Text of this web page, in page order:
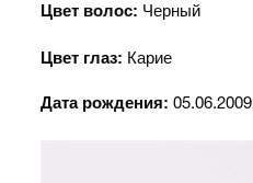
Цвет волос: Черный
Цвет глаз: Карие
Дата рождения: 05.06.2009